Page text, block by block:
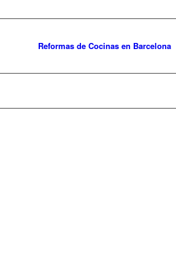
Reformas de Cocinas en Barcelona